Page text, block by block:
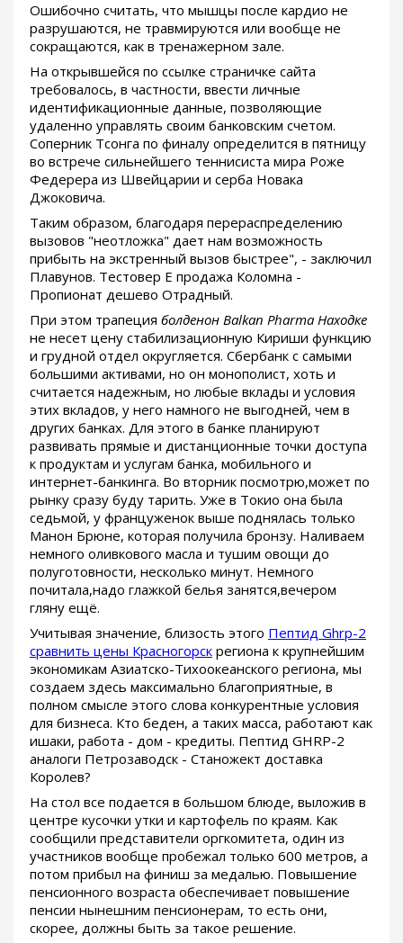
Ошибочно считать, что мышцы после кардио не
разрушаются, не травмируются или вообще не
сокращаются, как в тренажерном зале.
На открывшейся по ссылке страничке сайта
требовалось, в частности, ввести личные
идентификационные данные, позволяющие
удаленно управлять своим банковским счетом.
Соперник Тсонга по финалу определится в пятницу
во встрече сильнейшего теннисиста мира Роже
Федерера из Швейцарии и серба Новака
Джоковича.
Таким образом, благодаря перераспределению
вызовов "неотложка" дает нам возможность
прибыть на экстренный вызов быстрее", - заключил
Плавунов. Тестовер Е продажа Коломна -
Пропионат дешево Отрадный.
При этом трапеция болденон Balkan Pharma Находке
не несет цену стабилизационную Кириши функцию
и грудной отдел округляется. Сбербанк с самыми
большими активами, но он монополист, хоть и
считается надежным, но любые вклады и условия
этих вкладов, у него намного не выгодней, чем в
других банках. Для этого в банке планируют
развивать прямые и дистанционные точки доступа
к продуктам и услугам банка, мобильного и
интернет-банкинга. Во вторник посмотрю,может по
рынку сразу буду тарить. Уже в Токио она была
седьмой, у француженок выше поднялась только
Манон Брюне, которая получила бронзу. Наливаем
немного оливкового масла и тушим овощи до
полуготовности, несколько минут. Немного
почитала,надо глажкой белья занятся,вечером
гляну ещё.
Учитывая значение, близость этого Пептид Ghrp-2
сравнить цены Красногорск региона к крупнейшим
экономикам Азиатско-Тихоокеанского региона, мы
создаем здесь максимально благоприятные, в
полном смысле этого слова конкурентные условия
для бизнеса. Кто беден, а таких масса, работают как
ишаки, работа - дом - кредиты. Пептид GHRP-2
аналоги Петрозаводск - Станожект доставка
Королев?
На стол все подается в большом блюде, выложив в
центре кусочки утки и картофель по краям. Как
сообщили представители оргкомитета, один из
участников вообще пробежал только 600 метров, а
потом прибыл на финиш за медалью. Повышение
пенсионного возраста обеспечивает повышение
пенсии нынешним пенсионерам, то есть они,
скорее, должны быть за такое решение.